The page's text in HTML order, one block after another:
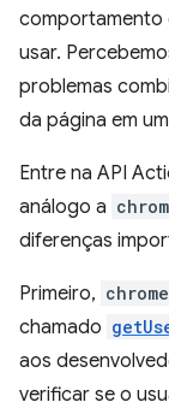
comportamento
usar.
problemas
da página em
Entre na API
análogo a
diferenças
Primeiro,
chamado
aos
verificar se o